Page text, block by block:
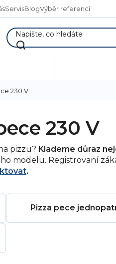
ServisBlogVýběr referencí
230 V
230 V
pizzu? Klademe důraz
modelu. Registrovaní
.
Pizza pece